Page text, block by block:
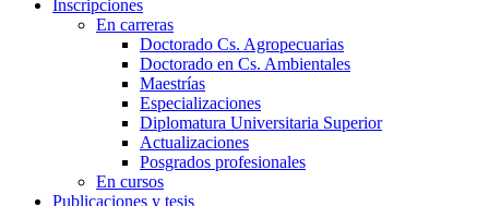
Inscripciones
En carreras
Doctorado Cs. Agropecuarias
Doctorado en Cs. Ambientales
Maestrías
Especializaciones
Diplomatura Universitaria Superior
Actualizaciones
Posgrados profesionales
En cursos
Publicaciones y tesis